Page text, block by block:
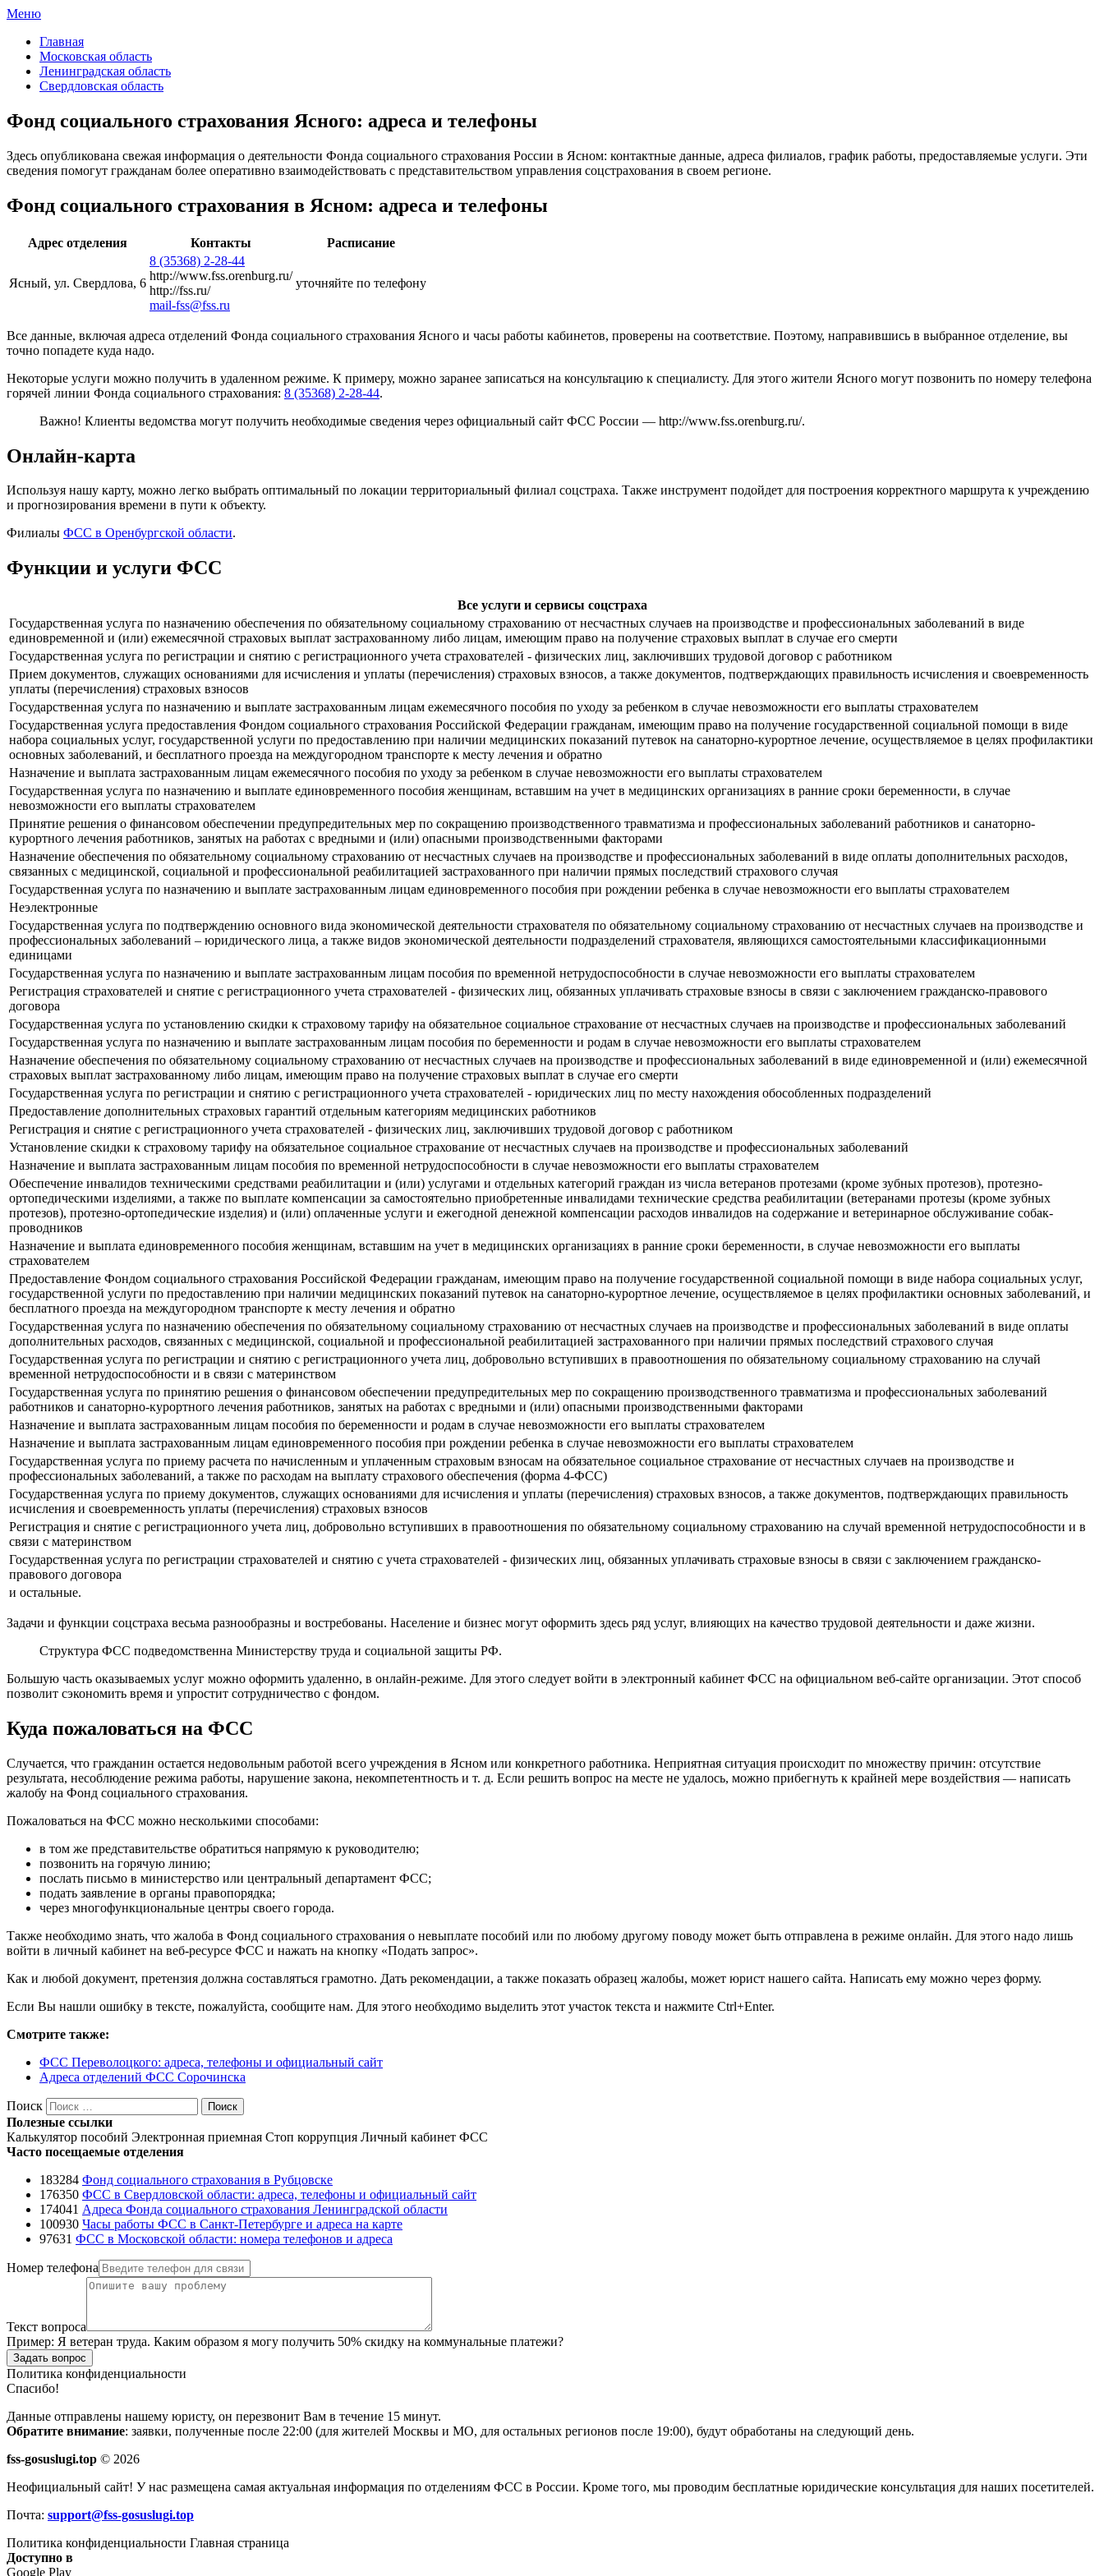
Меню
Главная
Московская область
Ленинградская область
Свердловская область
Фонд социального страхования Ясного: адреса и телефоны
Здесь опубликована свежая информация о деятельности Фонда социального страхования России в Ясном: контактные данные, адреса филиалов, график работы, предоставляемые услуги. Эти
сведения помогут гражданам более оперативно взаимодействовать с представительством управления соцстрахования в своем регионе.
Фонд социального страхования в Ясном: адреса и телефоны
Адрес отделения Контакты Расписание
Ясный, ул. Свердлова, 6
8 (35368) 2-28-44
http://www.fss.orenburg.ru/
http://fss.ru/
mail-fss@fss.ru
уточняйте по телефону
Все данные, включая адреса отделений Фонда социального страхования Ясного и часы работы кабинетов, проверены на соответствие. Поэтому, направившись в выбранное отделение, вы
точно попадете куда надо.
Некоторые услуги можно получить в удаленном режиме. К примеру, можно заранее записаться на консультацию к специалисту. Для этого жители Ясного могут позвонить по номеру телефона
горячей линии Фонда социального страхования: 8 (35368) 2-28-44.
Важно! Клиенты ведомства могут получить необходимые сведения через официальный сайт ФСС России — http://www.fss.orenburg.ru/.
Онлайн-карта
Используя нашу карту, можно легко выбрать оптимальный по локации территориальный филиал соцстраха. Также инструмент подойдет для построения корректного маршрута к учреждению
и прогнозирования времени в пути к объекту.
Филиалы ФСС в Оренбургской области.
Функции и услуги ФСС
Все услуги и сервисы соцстраха
Государственная услуга по назначению обеспечения по обязательному социальному страхованию от несчастных случаев на производстве и профессиональных заболеваний в виде
единовременной и (или) ежемесячной страховых выплат застрахованному либо лицам, имеющим право на получение страховых выплат в случае его смерти
Государственная услуга по регистрации и снятию с регистрационного учета страхователей - физических лиц, заключивших трудовой договор с работником
Прием документов, служащих основаниями для исчисления и уплаты (перечисления) страховых взносов, а также документов, подтверждающих правильность исчисления и своевременность
уплаты (перечисления) страховых взносов
Государственная услуга по назначению и выплате застрахованным лицам ежемесячного пособия по уходу за ребенком в случае невозможности его выплаты страхователем
Государственная услуга предоставления Фондом социального страхования Российской Федерации гражданам, имеющим право на получение государственной социальной помощи в виде
набора социальных услуг, государственной услуги по предоставлению при наличии медицинских показаний путевок на санаторно-курортное лечение, осуществляемое в целях профилактики
основных заболеваний, и бесплатного проезда на междугородном транспорте к месту лечения и обратно
Назначение и выплата застрахованным лицам ежемесячного пособия по уходу за ребенком в случае невозможности его выплаты страхователем
Государственная услуга по назначению и выплате единовременного пособия женщинам, вставшим на учет в медицинских организациях в ранние сроки беременности, в случае
невозможности его выплаты страхователем
Принятие решения о финансовом обеспечении предупредительных мер по сокращению производственного травматизма и профессиональных заболеваний работников и санаторно-
курортного лечения работников, занятых на работах с вредными и (или) опасными производственными факторами
Назначение обеспечения по обязательному социальному страхованию от несчастных случаев на производстве и профессиональных заболеваний в виде оплаты дополнительных расходов,
связанных с медицинской, социальной и профессиональной реабилитацией застрахованного при наличии прямых последствий страхового случая
Государственная услуга по назначению и выплате застрахованным лицам единовременного пособия при рождении ребенка в случае невозможности его выплаты страхователем
Неэлектронные
Государственная услуга по подтверждению основного вида экономической деятельности страхователя по обязательному социальному страхованию от несчастных случаев на производстве и
профессиональных заболеваний – юридического лица, а также видов экономической деятельности подразделений страхователя, являющихся самостоятельными классификационными
единицами
Государственная услуга по назначению и выплате застрахованным лицам пособия по временной нетрудоспособности в случае невозможности его выплаты страхователем
Регистрация страхователей и снятие с регистрационного учета страхователей - физических лиц, обязанных уплачивать страховые взносы в связи с заключением гражданско-правового
договора
Государственная услуга по установлению скидки к страховому тарифу на обязательное социальное страхование от несчастных случаев на производстве и профессиональных заболеваний
Государственная услуга по назначению и выплате застрахованным лицам пособия по беременности и родам в случае невозможности его выплаты страхователем
Назначение обеспечения по обязательному социальному страхованию от несчастных случаев на производстве и профессиональных заболеваний в виде единовременной и (или) ежемесячной
страховых выплат застрахованному либо лицам, имеющим право на получение страховых выплат в случае его смерти
Государственная услуга по регистрации и снятию с регистрационного учета страхователей - юридических лиц по месту нахождения обособленных подразделений
Предоставление дополнительных страховых гарантий отдельным категориям медицинских работников
Регистрация и снятие с регистрационного учета страхователей - физических лиц, заключивших трудовой договор с работником
Установление скидки к страховому тарифу на обязательное социальное страхование от несчастных случаев на производстве и профессиональных заболеваний
Назначение и выплата застрахованным лицам пособия по временной нетрудоспособности в случае невозможности его выплаты страхователем
Обеспечение инвалидов техническими средствами реабилитации и (или) услугами и отдельных категорий граждан из числа ветеранов протезами (кроме зубных протезов), протезно-
ортопедическими изделиями, а также по выплате компенсации за самостоятельно приобретенные инвалидами технические средства реабилитации (ветеранами протезы (кроме зубных
протезов), протезно-ортопедические изделия) и (или) оплаченные услуги и ежегодной денежной компенсации расходов инвалидов на содержание и ветеринарное обслуживание собак-
проводников
Назначение и выплата единовременного пособия женщинам, вставшим на учет в медицинских организациях в ранние сроки беременности, в случае невозможности его выплаты
страхователем
Предоставление Фондом социального страхования Российской Федерации гражданам, имеющим право на получение государственной социальной помощи в виде набора социальных услуг,
государственной услуги по предоставлению при наличии медицинских показаний путевок на санаторно-курортное лечение, осуществляемое в целях профилактики основных заболеваний, и
бесплатного проезда на междугородном транспорте к месту лечения и обратно
Государственная услуга по назначению обеспечения по обязательному социальному страхованию от несчастных случаев на производстве и профессиональных заболеваний в виде оплаты
дополнительных расходов, связанных с медицинской, социальной и профессиональной реабилитацией застрахованного при наличии прямых последствий страхового случая
Государственная услуга по регистрации и снятию с регистрационного учета лиц, добровольно вступивших в правоотношения по обязательному социальному страхованию на случай
временной нетрудоспособности и в связи с материнством
Государственная услуга по принятию решения о финансовом обеспечении предупредительных мер по сокращению производственного травматизма и профессиональных заболеваний
работников и санаторно-курортного лечения работников, занятых на работах с вредными и (или) опасными производственными факторами
Назначение и выплата застрахованным лицам пособия по беременности и родам в случае невозможности его выплаты страхователем
Назначение и выплата застрахованным лицам единовременного пособия при рождении ребенка в случае невозможности его выплаты страхователем
Государственная услуга по приему расчета по начисленным и уплаченным страховым взносам на обязательное социальное страхование от несчастных случаев на производстве и
профессиональных заболеваний, а также по расходам на выплату страхового обеспечения (форма 4-ФСС)
Государственная услуга по приему документов, служащих основаниями для исчисления и уплаты (перечисления) страховых взносов, а также документов, подтверждающих правильность
исчисления и своевременность уплаты (перечисления) страховых взносов
Регистрация и снятие с регистрационного учета лиц, добровольно вступивших в правоотношения по обязательному социальному страхованию на случай временной нетрудоспособности и в
связи с материнством
Государственная услуга по регистрации страхователей и снятию с учета страхователей - физических лиц, обязанных уплачивать страховые взносы в связи с заключением гражданско-
правового договора
и остальные.
Задачи и функции соцстраха весьма разнообразны и востребованы. Население и бизнес могут оформить здесь ряд услуг, влияющих на качество трудовой деятельности и даже жизни.
Структура ФСС подведомственна Министерству труда и социальной защиты РФ.
Большую часть оказываемых услуг можно оформить удаленно, в онлайн-режиме. Для этого следует войти в электронный кабинет ФСС на официальном веб-сайте организации. Этот способ
позволит сэкономить время и упростит сотрудничество с фондом.
Куда пожаловаться на ФСС
Случается, что гражданин остается недовольным работой всего учреждения в Ясном или конкретного работника. Неприятная ситуация происходит по множеству причин: отсутствие
результата, несоблюдение режима работы, нарушение закона, некомпетентность и т. д. Если решить вопрос на месте не удалось, можно прибегнуть к крайней мере воздействия — написать
жалобу на Фонд социального страхования.
Пожаловаться на ФСС можно несколькими способами:
в том же представительстве обратиться напрямую к руководителю;
позвонить на горячую линию;
послать письмо в министерство или центральный департамент ФСС;
подать заявление в органы правопорядка;
через многофункциональные центры своего города.
Также необходимо знать, что жалоба в Фонд социального страхования о невыплате пособий или по любому другому поводу может быть отправлена в режиме онлайн. Для этого надо лишь
войти в личный кабинет на веб-ресурсе ФСС и нажать на кнопку «Подать запрос».
Как и любой документ, претензия должна составляться грамотно. Дать рекомендации, а также показать образец жалобы, может юрист нашего сайта. Написать ему можно через форму.
Если Вы нашли ошибку в тексте, пожалуйста, сообщите нам. Для этого необходимо выделить этот участок текста и нажмите Ctrl+Enter.
Смотрите также:
ФСС Переволоцкого: адреса, телефоны и официальный сайт
Адреса отделений ФСС Сорочинска
Поиск Поиск
Полезные ссылки
Калькулятор пособий Электронная приемная Стоп коррупция Личный кабинет ФСС
Часто посещаемые отделения
183284 Фонд социального страхования в Рубцовске
176350 ФСС в Свердловской области: адреса, телефоны и официальный сайт
174041 Адреса Фонда социального страхования Ленинградской области
100930 Часы работы ФСС в Санкт-Петербурге и адреса на карте
97631 ФСС в Московской области: номера телефонов и адреса
Номер телефона
Текст вопроса
Пример: Я ветеран труда. Каким образом я могу получить 50% скидку на коммунальные платежи?
Задать вопрос
Политика конфиденциальности
Спасибо!
Данные отправлены нашему юристу, он перезвонит Вам в течение 15 минут.
Обратите внимание: заявки, полученные после 22:00 (для жителей Москвы и МО, для остальных регионов после 19:00), будут обработаны на следующий день.
fss-gosuslugi.top © 2026
Неофициальный сайт! У нас размещена самая актуальная информация по отделениям ФСС в России. Кроме того, мы проводим бесплатные юридические консультация для наших посетителей.
Почта: support@fss-gosuslugi.top
Политика конфиденциальности Главная страница
Доступно в
Google Play